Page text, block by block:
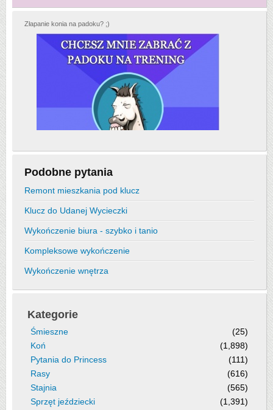
Złapanie konia na padoku? ;)
Podobne pytania
Remont mieszkania pod klucz
Klucz do Udanej Wycieczki
Wykończenie biura - szybko i tanio
Kompleksowe wykończenie
Wykończenie wnętrza
Kategorie
Śmieszne
(25)
Koń
(1,898)
Pytania do Princess
(111)
Rasy
(616)
Stajnia
(565)
Sprzęt jeździecki
(1,391)